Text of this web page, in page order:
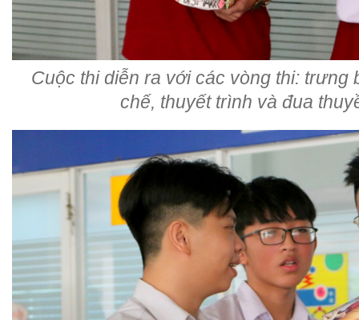
Cuộc thi diễn ra với các vòng thi: trưng
chế, thuyết trình và đua